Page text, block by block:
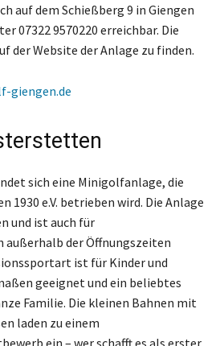
auf dem Schießberg 9 in Giengen
07322 9570220 erreichbar. Die
der Website der Anlage zu finden.
giengen.de
sich eine Minigolfanlage, die
1930 e.V. betrieben wird. Die Anlage
und ist auch für
außerhalb der Öffnungszeiten
ist für Kinder und
geeignet und ein beliebtes
Familie. Die kleinen Bahnen mit
laden zu einem
ein – wer schafft es als erster